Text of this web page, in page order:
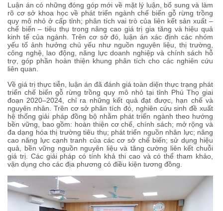
Luận án có những đóng góp mới về mặt lý luận, bổ sung và làm
rõ cơ sở khoa học về phát triển ngành chế biến gỗ rừng trồng
quy mô nhỏ ở cấp tỉnh; phân tích vai trò của liên kết sản xuất –
chế biến – tiêu thụ trong nâng cao giá trị gia tăng và hiệu quả
kinh tế của ngành. Trên cơ sở đó, luận án xác định các nhóm
yếu tố ảnh hưởng chủ yếu như nguồn nguyên liệu, thị trường,
công nghệ, lao động, năng lực doanh nghiệp và chính sách hỗ
trợ, góp phần hoàn thiện khung phân tích cho các nghiên cứu
liên quan.
Về giá trị thực tiễn, luận án đã đánh giá toàn diện thực trạng phát
triển chế biến gỗ rừng trồng quy mô nhỏ tại tỉnh Phú Thọ giai
đoạn 2020–2024, chỉ ra những kết quả đạt được, hạn chế và
nguyên nhân. Trên cơ sở phân tích đó, nghiên cứu sinh đề xuất
hệ thống giải pháp đồng bộ nhằm phát triển ngành theo hướng
bền vững, bao gồm: hoàn thiện cơ chế, chính sách; mở rộng và
đa dạng hóa thị trường tiêu thụ; phát triển nguồn nhân lực; nâng
cao năng lực cạnh tranh của các cơ sở chế biến; sử dụng hiệu
quả, bền vững nguồn nguyên liệu và tăng cường liên kết chuỗi
giá trị. Các giải pháp có tính khả thi cao và có thể tham khảo,
vận dụng cho các địa phương có điều kiện tương đồng.